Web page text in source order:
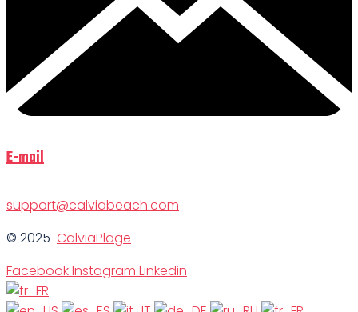
E-mail
support@calviabeach.com
© 2025 CalviaPlage
FacebookInstagram Linkedin